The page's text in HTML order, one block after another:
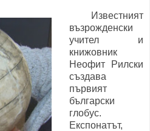
Известният
възрожденски
учител и
книжовник
Неофит Рилски
създава
първият
български
глобус.
Експонатът,